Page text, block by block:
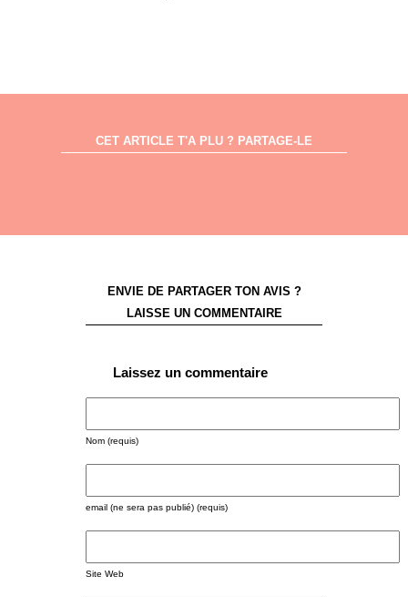
CET ARTICLE T'A PLU ? PARTAGE-LE
ENVIE DE PARTAGER TON AVIS ?
LAISSE UN COMMENTAIRE
Laissez un commentaire
Nom (requis)
email (ne sera pas publié) (requis)
Site Web